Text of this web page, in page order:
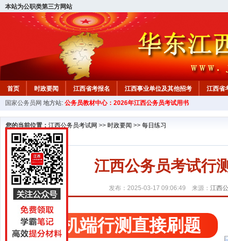
本站为公职类第三方网站
首页 时政要闻 江西省考报名 江西事业单位及其他招考 江西省
教材中心
国家公务员网 地方站: 公务员教材中心：2026年江西公务员考试用书
您的当前位置： 江西公务员考试网 >> 时政要闻 >> 每日练习
江西公务员考试行
发布：2025-03-17 09:06:49 来源： 江西
手机端行测直接刷题